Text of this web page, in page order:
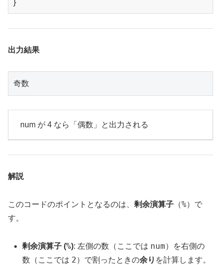
}
出力結果
奇数
num が 4 なら「偶数」と出力される
解説
このコードのポイントとなるのは、 剰余演算子 （%）で
す。
剰余演算子 (%): 左側の数（ここでは num）を右側の
数（ここでは 2）で割ったときの余り を計算します。